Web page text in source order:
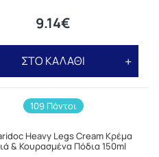
9.14€
ΣΤΟ ΚΑΛΑΘΙ
109 Πόντοι
Heavy Legs Cream Κρέμα
& Κουρασμένα Πόδια 150ml